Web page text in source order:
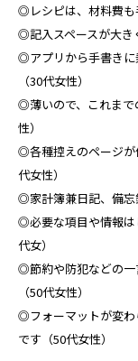
◎レシピは、材料費も
◎記入スペースが大き
◎アプリから手書きに
（30代女性）
◎薄いので、これまで
性）
◎各種控えのページが
代女性）
◎家計簿兼日記、備忘
◎必要な項目や情報は
代女）
◎節約や防犯などの一
（50代女性）
◎フォーマットが変わ
です（50代女性）